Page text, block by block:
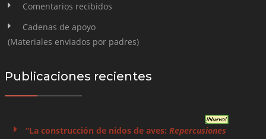
Comentarios recibidos
Cadenas de apoyo
(Materiales enviados por padres)
Publicaciones recientes
“La construcción de nidos de aves: Repercusiones